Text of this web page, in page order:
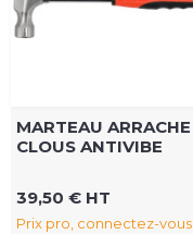
MARTEAU ARRACHE
CLOUS ANTIVIBE
39,50 € HT
Prix pro, connectez-vous